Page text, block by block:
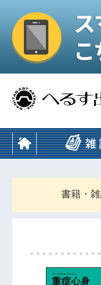
書籍・